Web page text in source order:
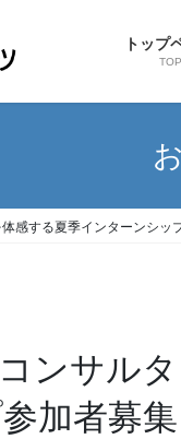
トップ
TOP
感する夏季インターンシッ
ンサル
加者募集